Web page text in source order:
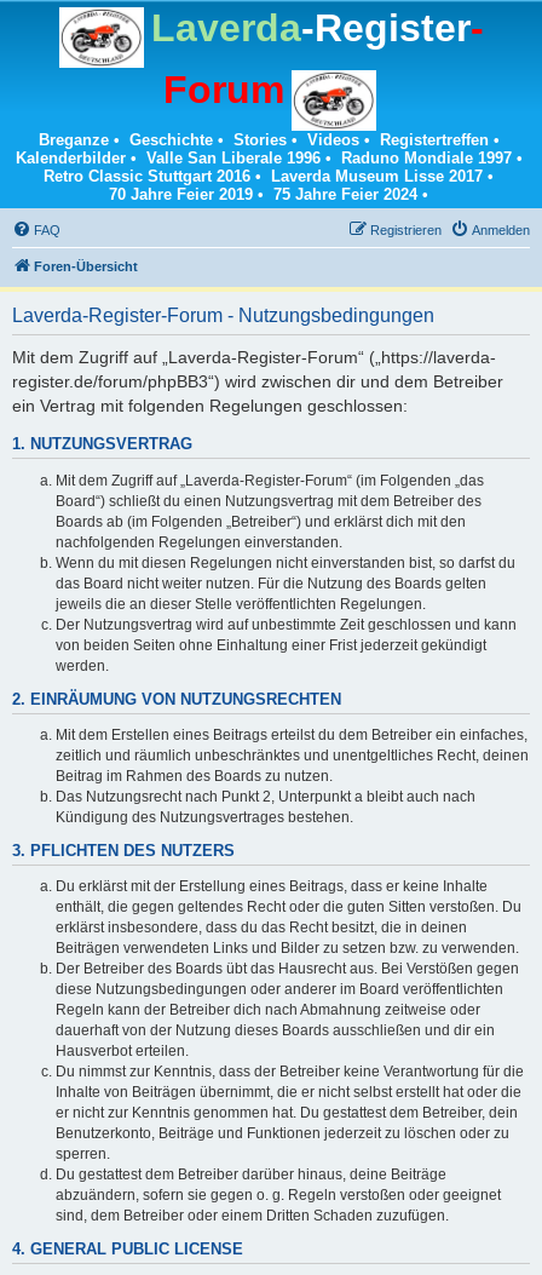
Laverda-Register-
Forum
Breganze• Geschichte• Stories• Videos• Registertreffen•
Kalenderbilder• Valle San Liberale 1996• Raduno Mondiale 1997•
Retro Classic Stuttgart 2016 • Laverda Museum Lisse 2017 •
70 Jahre Feier 2019 • 75 Jahre Feier 2024•
FAQ Anmelden
Registrieren
Foren-Übersicht
Laverda-Register-Forum - Nutzungsbedingungen
Mit dem Zugriff auf „Laverda-Register-Forum“ („https://laverda-
register.de/forum/phpBB3“) wird zwischen dir und dem Betreiber
ein Vertrag mit folgenden Regelungen geschlossen:
1. NUTZUNGSVERTRAG
Mit dem Zugriff auf „Laverda-Register-Forum“ (im Folgenden „das
Board“) schließt du einen Nutzungsvertrag mit dem Betreiber des
Boards ab (im Folgenden „Betreiber“) und erklärst dich mit den
nachfolgenden Regelungen einverstanden.
Wenn du mit diesen Regelungen nicht einverstanden bist, so darfst du
das Board nicht weiter nutzen. Für die Nutzung des Boards gelten
jeweils die an dieser Stelle veröffentlichten Regelungen.
Der Nutzungsvertrag wird auf unbestimmte Zeit geschlossen und kann
von beiden Seiten ohne Einhaltung einer Frist jederzeit gekündigt
werden.
2. EINRÄUMUNG VON NUTZUNGSRECHTEN
Mit dem Erstellen eines Beitrags erteilst du dem Betreiber ein einfaches,
zeitlich und räumlich unbeschränktes und unentgeltliches Recht, deinen
Beitrag im Rahmen des Boards zu nutzen.
Das Nutzungsrecht nach Punkt 2, Unterpunkt a bleibt auch nach
Kündigung des Nutzungsvertrages bestehen.
3. PFLICHTEN DES NUTZERS
Du erklärst mit der Erstellung eines Beitrags, dass er keine Inhalte
enthält, die gegen geltendes Recht oder die guten Sitten verstoßen. Du
erklärst insbesondere, dass du das Recht besitzt, die in deinen
Beiträgen verwendeten Links und Bilder zu setzen bzw. zu verwenden.
Der Betreiber des Boards übt das Hausrecht aus. Bei Verstößen gegen
diese Nutzungsbedingungen oder anderer im Board veröffentlichten
Regeln kann der Betreiber dich nach Abmahnung zeitweise oder
dauerhaft von der Nutzung dieses Boards ausschließen und dir ein
Hausverbot erteilen.
Du nimmst zur Kenntnis, dass der Betreiber keine Verantwortung für die
Inhalte von Beiträgen übernimmt, die er nicht selbst erstellt hat oder die
er nicht zur Kenntnis genommen hat. Du gestattest dem Betreiber, dein
Benutzerkonto, Beiträge und Funktionen jederzeit zu löschen oder zu
sperren.
Du gestattest dem Betreiber darüber hinaus, deine Beiträge
abzuändern, sofern sie gegen o. g. Regeln verstoßen oder geeignet
sind, dem Betreiber oder einem Dritten Schaden zuzufügen.
4. GENERAL PUBLIC LICENSE